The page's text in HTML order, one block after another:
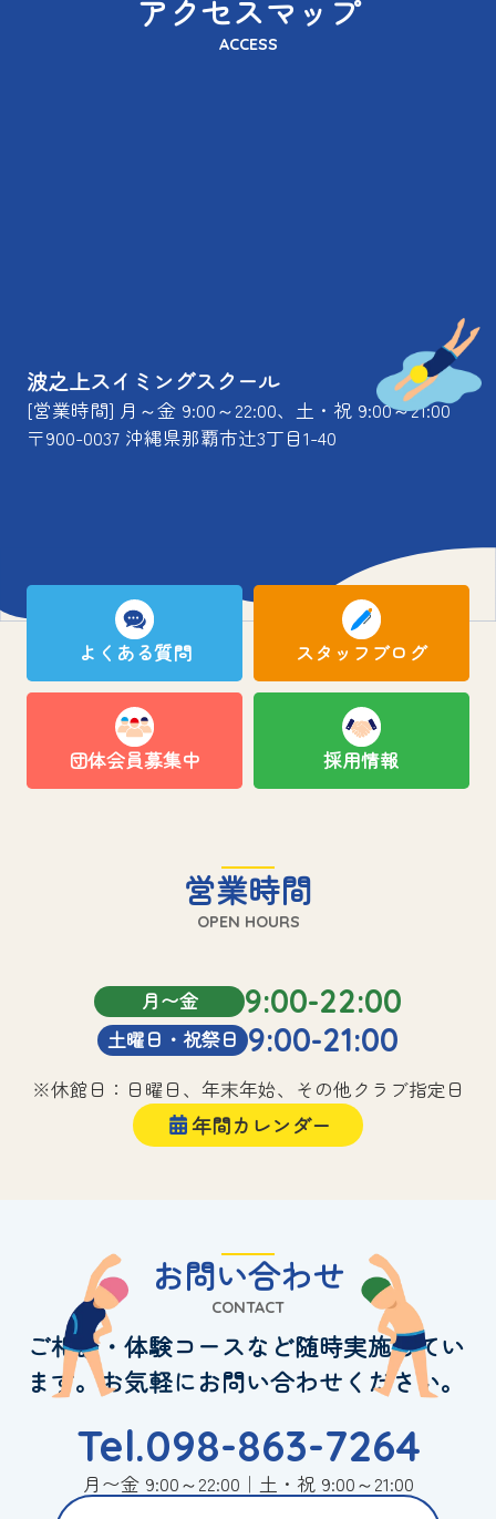
アクセスマップ
ACCESS
波之上スイミングスクール
[営業時間] 月～金 9:00～22:00、土・祝 9:00～21:00
〒900-0037 沖縄県那覇市辻3丁目1-40
よくある質問 スタッフブログ
団体会員募集中 採用情報
営業時間
OPEN HOURS
月〜金 9:00-22:00
土曜日・祝祭日 9:00-21:00
※休館日：日曜日、年末年始、その他クラブ指定日
年間カレンダー
お問い合わせ
CONTACT
ご相談・体験コースなど随時実施してい
ます。お気軽にお問い合わせください。
Tel.098-863-7264
月〜金 9:00～22:00｜土・祝 9:00～21:00